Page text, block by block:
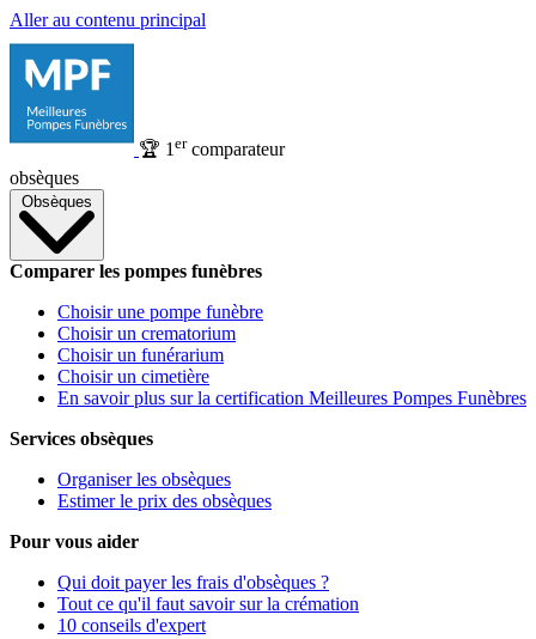
Aller au contenu principal
🏆 1 ercomparateur
obsèques
Obsèques
Comparer les pompes funèbres
Choisir une pompe funèbre
Choisir un crematorium
Choisir un funérarium
Choisir un cimetière
En savoir plus sur la certification Meilleures Pompes Funèbres
Services obsèques
Organiser les obsèques
Estimer le prix des obsèques
Pour vous aider
Qui doit payer les frais d'obsèques ?
Tout ce qu'il faut savoir sur la crémation
10 conseils d'expert